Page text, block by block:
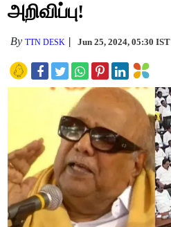
அறிவிப்பு!
ByTTN DESK Jun 25, 2024, 05:30 IST